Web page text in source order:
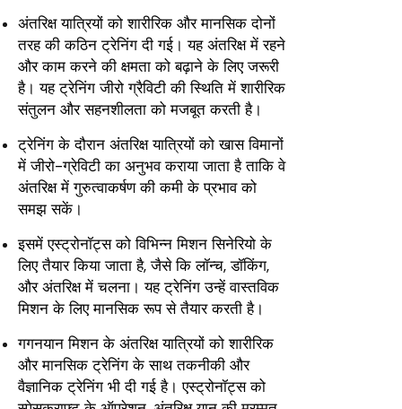
अंतरिक्ष यात्रियों को शारीरिक और मानसिक दोनों
तरह की कठिन ट्रेनिंग दी गई। यह अंतरिक्ष में रहने
और काम करने की क्षमता को बढ़ाने के लिए जरूरी
है। यह ट्रेनिंग जीरो ग्रैविटी की स्थिति में शारीरिक
संतुलन और सहनशीलता को मजबूत करती है।
ट्रेनिंग के दौरान अंतरिक्ष यात्रियों को खास विमानों
में जीरो-ग्रेविटी का अनुभव कराया जाता है ताकि वे
अंतरिक्ष में गुरुत्वाकर्षण की कमी के प्रभाव को
समझ सकें।
इसमें एस्ट्रोनॉट्स को विभिन्न मिशन सिनेरियो के
लिए तैयार किया जाता है, जैसे कि लॉन्च, डॉकिंग,
और अंतरिक्ष में चलना। यह ट्रेनिंग उन्हें वास्तविक
मिशन के लिए मानसिक रूप से तैयार करती है।
गगनयान मिशन के अंतरिक्ष यात्रियों को शारीरिक
और मानसिक ट्रेनिंग के साथ तकनीकी और
वैज्ञानिक ट्रेनिंग भी दी गई है। एस्ट्रोनॉट्स को